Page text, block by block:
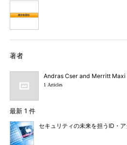
著者
Andras Cser and Merritt Maxi
1 Articles
最新 1 件
セキュリティの未来を担うID・